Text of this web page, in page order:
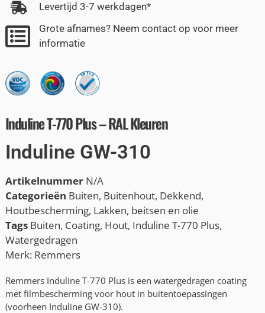
Levertijd 3-7 werkdagen*
Grote afnames? Neem contact op voor meer
informatie
Induline T-770 Plus – RAL Kleuren
Induline GW-310
Artikelnummer N/A
Categorieën Buiten, Buitenhout, Dekkend,
Houtbescherming, Lakken, beitsen en olie
Tags Buiten, Coating, Hout, Induline T-770 Plus,
Watergedragen
Merk: Remmers
Remmers Induline T-770 Plus is een watergedragen coating
met filmbescherming voor hout in buitentoepassingen
(voorheen Induline GW-310).